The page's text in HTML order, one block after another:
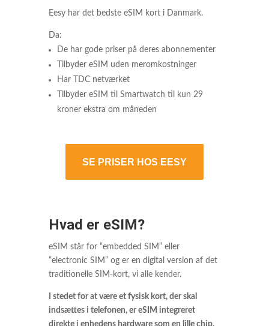
Eesy har det bedste eSIM kort i Danmark.
Da:
De har gode priser på deres abonnementer
Tilbyder eSIM uden meromkostninger
Har TDC netværket
Tilbyder eSIM til Smartwatch til kun 29
kroner ekstra om måneden
SE PRISER HOS EESY
Hvad er eSIM?
eSIM står for “embedded SIM” eller
“electronic SIM” og er en digital version af det
traditionelle SIM-kort, vi alle kender.
I stedet for at være et fysisk kort, der skal
indsættes i telefonen, er eSIM integreret